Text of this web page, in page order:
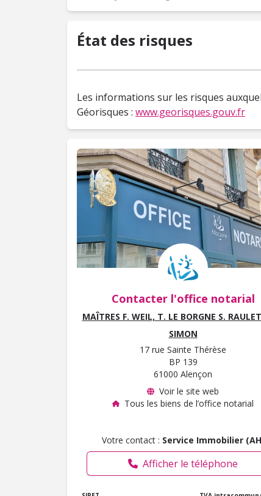
État des risques
Les informations sur les risques
Géorisques : www.georisques.gouv.fr
Contacter l'office notarial
MAÎTRES F. WEIL, T. LE BORGNE S.
SIMON
17 rue Sainte Thérèse
BP 139
61000 Alençon
Voir le site web
Tous les biens de l’office notarial
Votre contact : Service Immobilier
Afficher le téléphone